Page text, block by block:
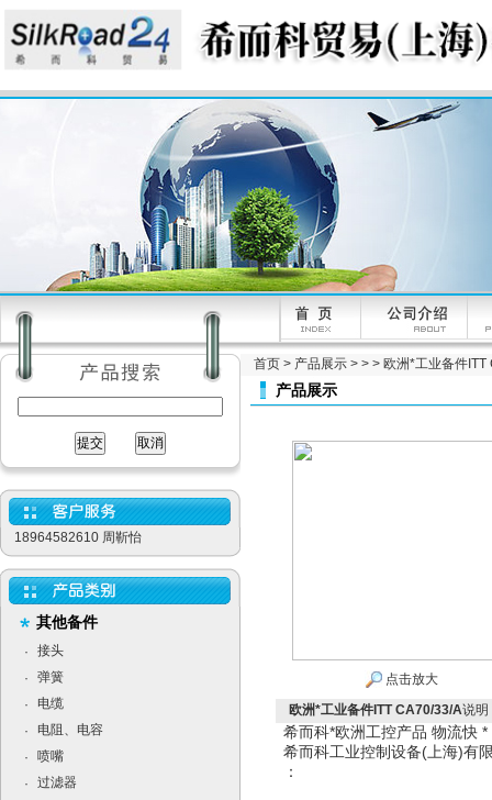
18964582610 周靳怡
其他备件
·
接头
·
弹簧
·
电缆
·
电阻、电容
·
喷嘴
·
过滤器
首页 > 产品展示 > > > 欧洲*工业备件ITT
产品展示
点击放大
欧洲*工业备件ITT CA70/33/A说明
希而科*欧洲工控产品 物流
希而科工业控制设备(上海)
：